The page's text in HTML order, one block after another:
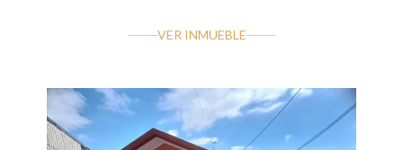
VER INMUEBLE